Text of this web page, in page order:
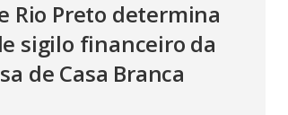
Rio Preto determina
sigilo financeiro da
de Casa Branca